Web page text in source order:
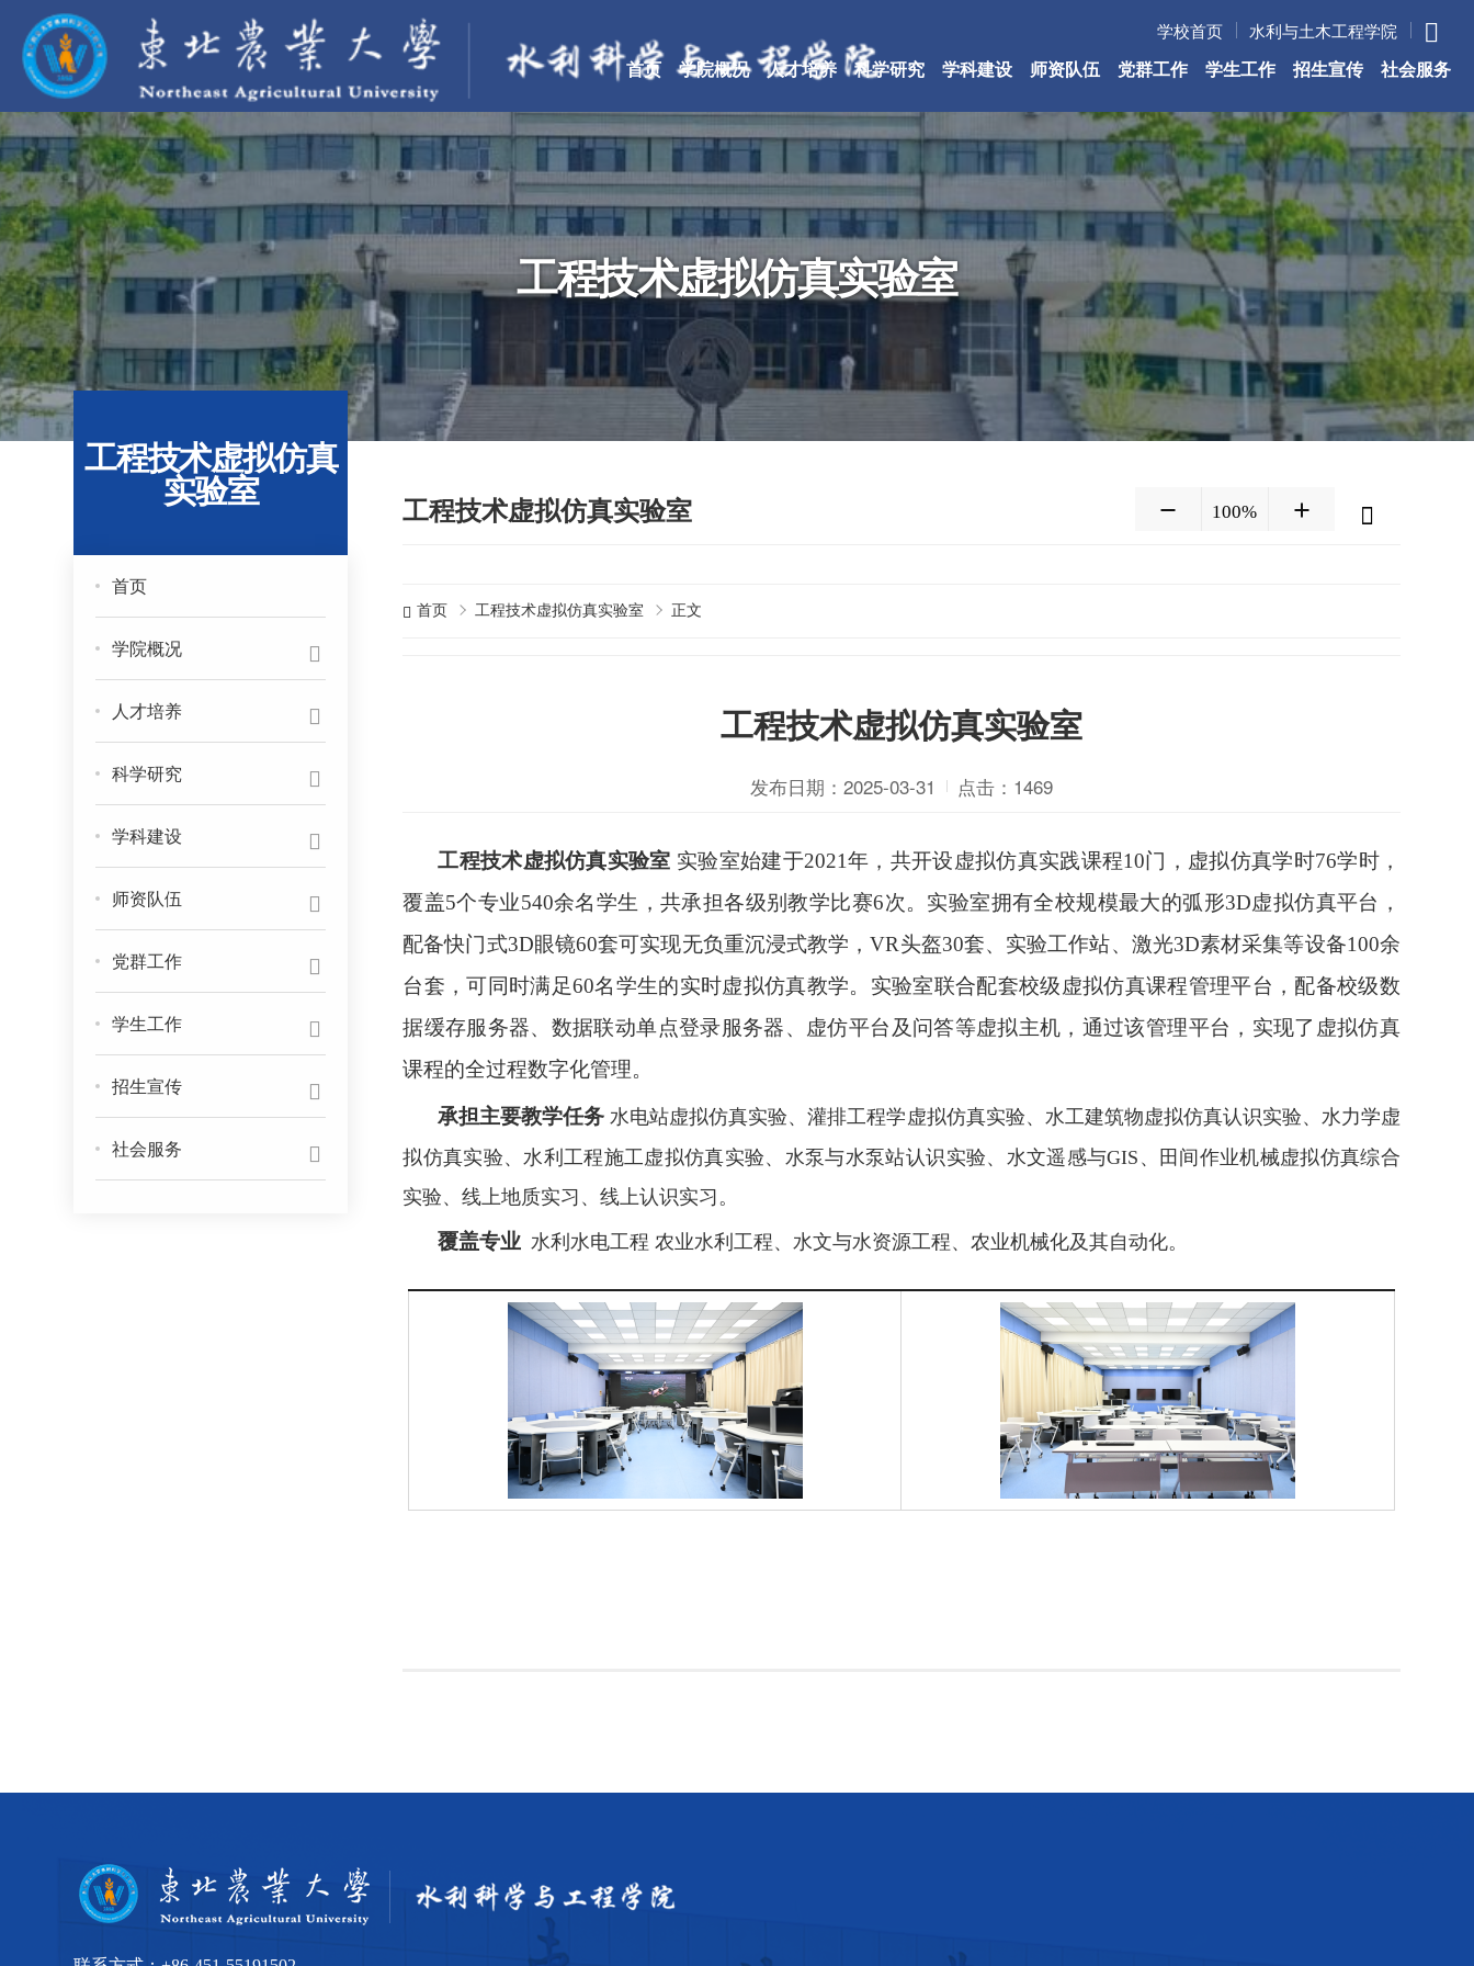
学校首页 水利与土木工程学院
首页 学院概况 人才培养 科学研究 学科建设 师资队伍 党群工作 学生工作 招生宣传 社会服务
工程技术虚拟仿真实验室
工程技术虚拟仿真
实验室
首页
学院概况
人才培养
科学研究
学科建设
师资队伍
党群工作
学生工作
招生宣传
社会服务
工程技术虚拟仿真实验室 100%
首页 工程技术虚拟仿真实验室 正文
工程技术虚拟仿真实验室
发布日期：2025-03-31 点击： 1469
工程技术虚拟仿真实验室 实验室始建于2021年，共开设虚拟仿真实践课程10门，虚拟仿真学时76学时，
覆盖5个专业540余名学生，共承担各级别教学比赛6次。实验室拥有全校规模最大的弧形3D虚拟仿真平台，
配备快门式3D眼镜60套可实现无负重沉浸式教学，VR头盔30套、实验工作站、激光3D素材采集等设备100余
台套，可同时满足60名学生的实时虚拟仿真教学。实验室联合配套校级虚拟仿真课程管理平台，配备校级数
据缓存服务器、数据联动单点登录服务器、虚仿平台及问答等虚拟主机，通过该管理平台，实现了虚拟仿真
课程的全过程数字化管理。
承担主要教学任务 水电站虚拟仿真实验、灌排工程学虚拟仿真实验、水工建筑物虚拟仿真认识实验、水力学虚
拟仿真实验、水利工程施工虚拟仿真实验、水泵与水泵站认识实验、水文遥感与GIS、田间作业机械虚拟仿真综合
实验、线上地质实习、线上认识实习。
覆盖专业 水利水电工程 农业水利工程、水文与水资源工程、农业机械化及其自动化。